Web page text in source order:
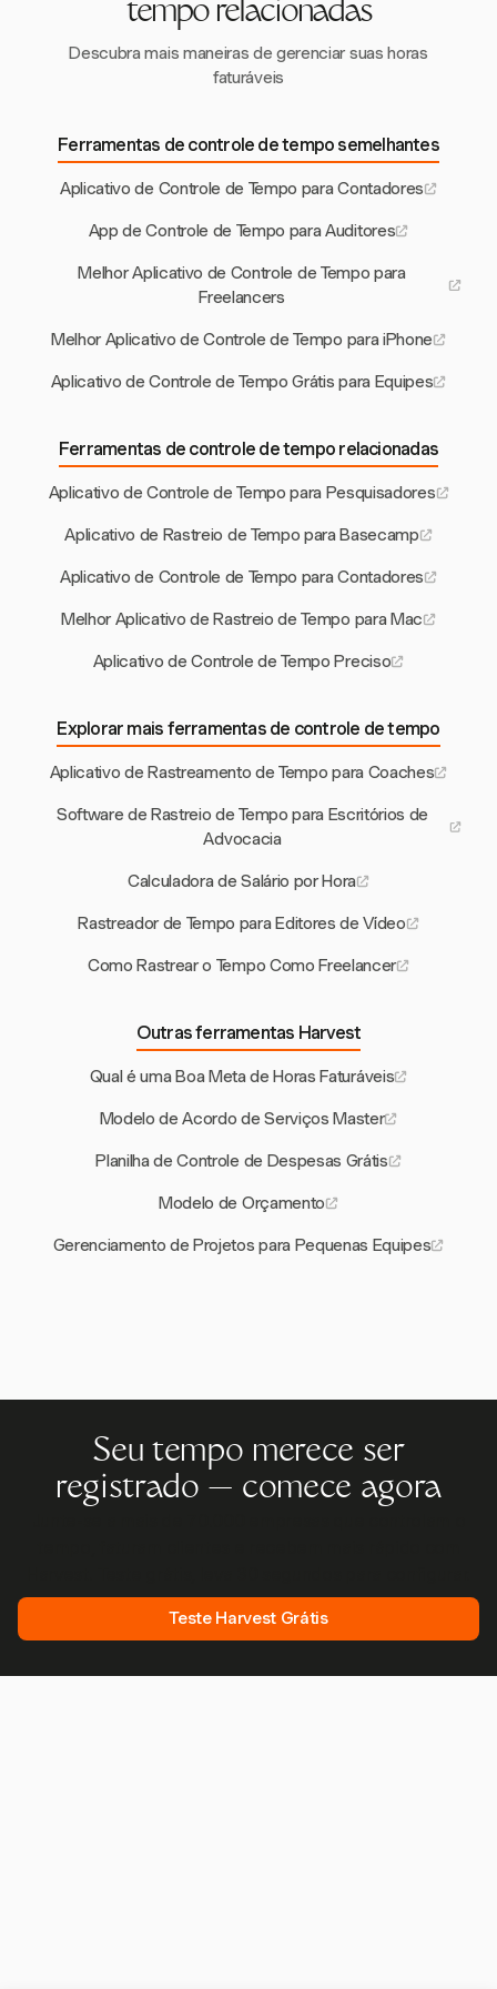
tempo relacionadas
Descubra mais maneiras de gerenciar suas horas
faturáveis
Ferramentas de controle de tempo semelhantes
Aplicativo de Controle de Tempo para Contadores
App de Controle de Tempo para Auditores
Melhor Aplicativo de Controle de Tempo para
Freelancers
Melhor Aplicativo de Controle de Tempo para iPhone
Aplicativo de Controle de Tempo Grátis para Equipes
Ferramentas de controle de tempo relacionadas
Aplicativo de Controle de Tempo para Pesquisadores
Aplicativo de Rastreio de Tempo para Basecamp
Aplicativo de Controle de Tempo para Contadores
Melhor Aplicativo de Rastreio de Tempo para Mac
Aplicativo de Controle de Tempo Preciso
Explorar mais ferramentas de controle de tempo
Aplicativo de Rastreamento de Tempo para Coaches
Software de Rastreio de Tempo para Escritórios de
Advocacia
Calculadora de Salário por Hora
Rastreador de Tempo para Editores de Vídeo
Como Rastrear o Tempo Como Freelancer
Outras ferramentas Harvest
Qual é uma Boa Meta de Horas Faturáveis
Modelo de Acordo de Serviços Master
Planilha de Controle de Despesas Grátis
Modelo de Orçamento
Gerenciamento de Projetos para Pequenas Equipes
Seu tempo merece ser
registrado — comece agora
Teste Harvest Grátis